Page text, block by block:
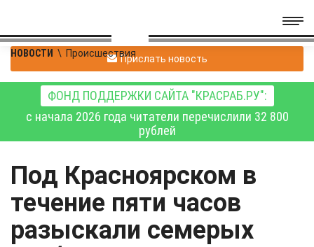
НОВОСТИ \ ПроисшествияПрислать новость
ФОНД ПОДДЕРЖКИ САЙТА "КРАСРАБ.РУ":
с начала 2026 года читатели перечислили 32 800
рублей
Под Красноярском в
течение пяти часов
разыскали семерых